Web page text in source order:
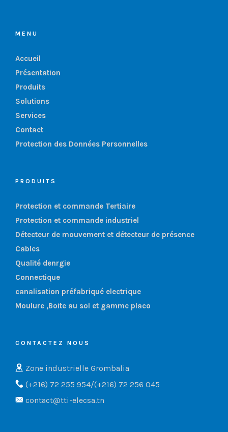
MENU
Accueil
Présentation
Produits
Solutions
Services
Contact
Protection des Données Personnelles
PRODUITS
Protection et commande Tertiaire
Protection et commande industriel
Détecteur de mouvement et détecteur de présence
Cables
Qualité denrgie
Connectique
canalisation préfabriqué electrique
Moulure ,Boite au sol et gamme placo
CONTACTEZ NOUS
Zone industrielle Grombalia
(+216) 72 255 954/(+216) 72 256 045
contact@tti-elecsa.tn